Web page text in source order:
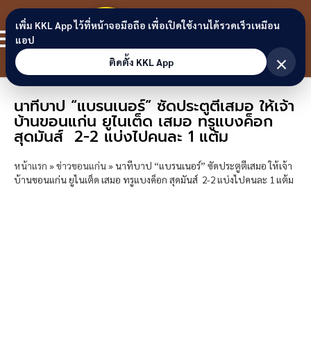
Skip to content
ขอนแก่น
ลิงก์
นาทีบาป “แบรนเนอร์” ซัดประตูตีเสมอ ให้เจ้า
บ้านขอนแก่น ยูไนเต็ด เสมอ ทรูแบงค็อก
สุดมันส์ 2-2 แบ่งไปคนละ 1 แต้ม
หน้าแรก »ข่าวขอนแก่น» นาทีบาป “แบรนเนอร์” ซัดประตูตีเสมอ ให้เจ้า
บ้านขอนแก่น ยูไนเต็ด เสมอ ทรูแบงค็อก สุดมันส์ 2-2 แบ่งไปคนละ 1 แต้ม
เพิ่ม KKL App ไว้ที่หน้าจอมือถือ เพื่อเปิดใช้งานได้รวดเร็วเหมือน
แอป
ติดตั้ง KKL App
×